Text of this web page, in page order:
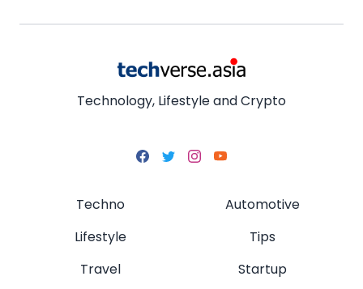
Technology, Lifestyle and Crypto
Techno
Lifestyle
Travel
Automotive
Tips
Startup